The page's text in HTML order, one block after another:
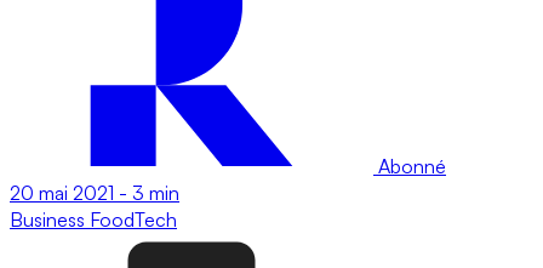
Abonné
20 mai 2021 - 3 min
Business FoodTech